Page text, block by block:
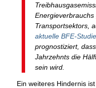
Transportsektors,
aktuelle BFE-
prognostiziert,
Jahrzehnts die
sein wird.
Ein weiteres Hindernis